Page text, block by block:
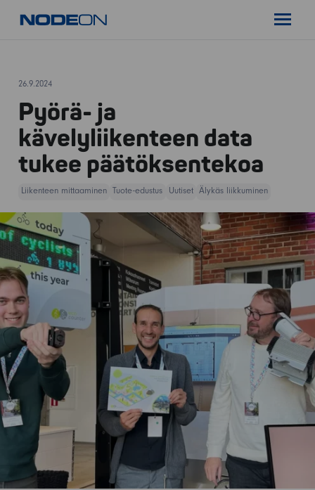
sisältöön
Nodeon
26.9.2024
Pyörä- ja
kävelyliikenteen data
tukee päätöksentekoa
Liikenteen mittaaminen Tuote-edustus Uutiset Älykäs liikkuminen